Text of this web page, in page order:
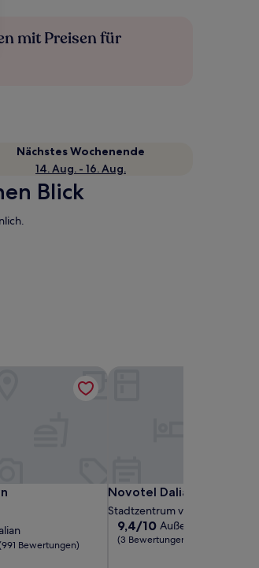
mit Preisen für
Nächstes Wochenende
14. Aug. - 16. Aug.
Blick
Bewertungen)
Novotel Dalian
Novotel Dalian
Stadtzentrum von Dalian
9.4
von
9,4/10 Außergewöhnlich
(3 Bewertungen)